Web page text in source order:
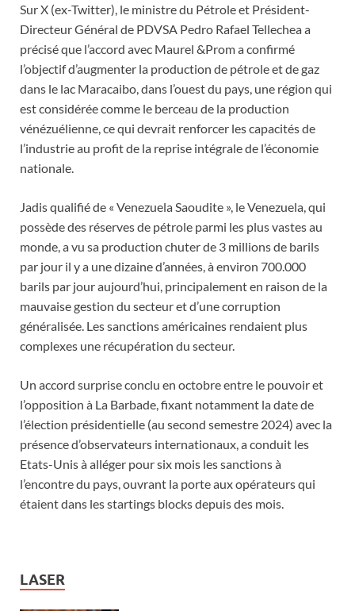
Sur X (ex-Twitter), le ministre du Pétrole et Président-
Directeur Général de PDVSA Pedro Rafael Tellechea a
précisé que l’accord avec Maurel &Prom a confirmé
l’objectif d’augmenter la production de pétrole et de gaz
dans le lac Maracaibo, dans l’ouest du pays, une région qui
est considérée comme le berceau de la production
vénézuélienne, ce qui devrait renforcer les capacités de
l’industrie au profit de la reprise intégrale de l’économie
nationale.
Jadis qualifié de « Venezuela Saoudite », le Venezuela, qui
possède des réserves de pétrole parmi les plus vastes au
monde, a vu sa production chuter de 3 millions de barils
par jour il y a une dizaine d’années, à environ 700.000
barils par jour aujourd’hui, principalement en raison de la
mauvaise gestion du secteur et d’une corruption
généralisée. Les sanctions américaines rendaient plus
complexes une récupération du secteur.
Un accord surprise conclu en octobre entre le pouvoir et
l’opposition à La Barbade, fixant notamment la date de
l’élection présidentielle (au second semestre 2024) avec la
présence d’observateurs internationaux, a conduit les
Etats-Unis à alléger pour six mois les sanctions à
l’encontre du pays, ouvrant la porte aux opérateurs qui
étaient dans les startings blocks depuis des mois.
LASER